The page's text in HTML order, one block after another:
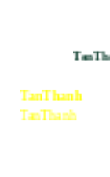
TanThanh